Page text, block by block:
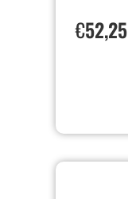
€52,25